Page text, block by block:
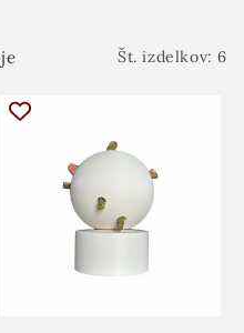
Št. izdelkov: 6